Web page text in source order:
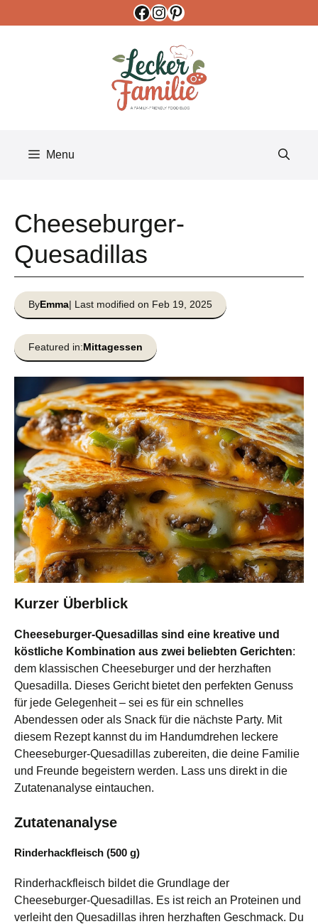
Facebook
Instagram
Pinterest
Menu
Cheeseburger-
Quesadillas
ByEmma| Last modified on Feb 19, 2025
Featured in:Mittagessen
Kurzer Überblick
Cheeseburger-Quesadillas sind eine kreative und
köstliche Kombination aus zwei beliebten Gerichten:
dem klassischen Cheeseburger und der herzhaften
Quesadilla. Dieses Gericht bietet den perfekten Genuss
für jede Gelegenheit – sei es für ein schnelles
Abendessen oder als Snack für die nächste Party. Mit
diesem Rezept kannst du im Handumdrehen leckere
Cheeseburger-Quesadillas zubereiten, die deine Familie
und Freunde begeistern werden. Lass uns direkt in die
Zutatenanalyse eintauchen.
Zutatenanalyse
Rinderhackfleisch (500 g)
Rinderhackfleisch bildet die Grundlage der
Cheeseburger-Quesadillas. Es ist reich an Proteinen und
verleiht den Quesadillas ihren herzhaften Geschmack. Du